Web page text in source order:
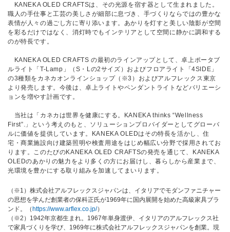
KANEKA OLED CRAFTSは、その光源を宿す器として生まれました。
職人の手仕事と工芸の美しさが細部に息づき、手づくりならではの豊かな
表情が人々の過ごし方に寄り添います。あかりを灯すと美しい陰影が空間
を彩るだけではなく、消灯時でもインテリアとして空間に静かに調和する
のが特長です。
KANEKA OLED CRAFTS の最初のラインアップとして、卓上ポータブ
ルライト「T-Lamp」（S・Lの2サイズ）およびフロアライト「4SIDE」
の3種類をカネカオンラインショップ（※3）およびアルフレックス東京
より発売します。今後は、卓上ライトやペンダントライトなどバリエーシ
ョンを増やす計画です。
当社は「カネカは世界を健康にする。KANEKA thinks “Wellness
First”.」という考えのもと、ソリューションプロバイダーとしてグローバ
ルに価値を提供しています。KANEKA OLEDはその特長を活かし、住
宅・商業施設向け建築照明や検査用途をはじめ幅広い分野で採用されてお
ります。このたびのKANEKA OLED CRAFTSの発売を通じて、KANEKA
OLEDのあかりの魅力をより多くの方にお届けし、暮らしから産業まで、
光環境を豊かにする取り組みを加速してまいります。
（※1）株式会社アルフレックスジャパンは、イタリアでモダンファニチャー
の思想を学んだ創業者の保科正氏が1969年に国内展開を始めた高級家具ブラ
ンド。（ https://www.arflex.co.jp/）
（※2）1942年京都生まれ。1967年単身渡伊、イタリアのアルフレックス社
で家具づくりを学び、1969年に株式会社アルフレックスジャパンを創業。現